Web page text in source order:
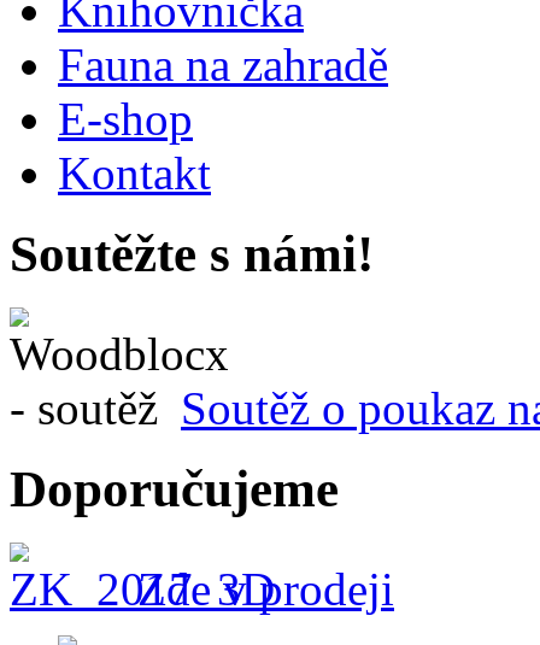
Knihovnička
Fauna na zahradě
E-shop
Kontakt
Soutěžte s námi!
Soutěž o poukaz
Doporučujeme
Zde v prodeji